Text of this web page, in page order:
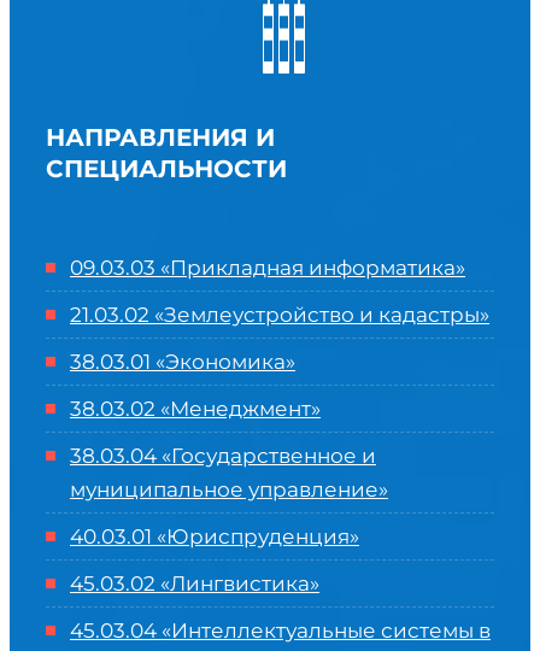
НАПРАВЛЕНИЯ И
СПЕЦИАЛЬНОСТИ
09.03.03 «Прикладная информатика»
21.03.02 «Землеустройство и кадастры»
38.03.01 «Экономика»
38.03.02 «Менеджмент»
38.03.04 «Государственное и
муниципальное управление»
40.03.01 «Юриспруденция»
45.03.02 «Лингвистика»
45.03.04 «Интеллектуальные системы в